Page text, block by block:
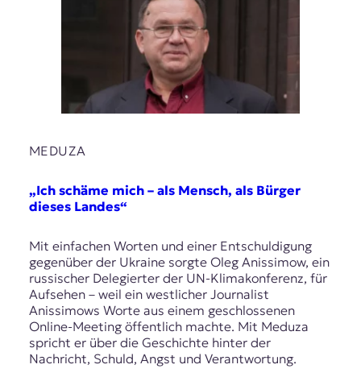
MEDUZA
„Ich schäme mich – als Mensch, als Bürger
dieses Landes“
Mit einfachen Worten und einer Entschuldigung
gegenüber der Ukraine sorgte Oleg Anissimow, ein
russischer Delegierter der UN-Klimakonferenz, für
Aufsehen – weil ein westlicher Journalist
Anissimows Worte aus einem geschlossenen
Online-Meeting öffentlich machte. Mit Meduza
spricht er über die Geschichte hinter der
Nachricht, Schuld, Angst und Verantwortung.